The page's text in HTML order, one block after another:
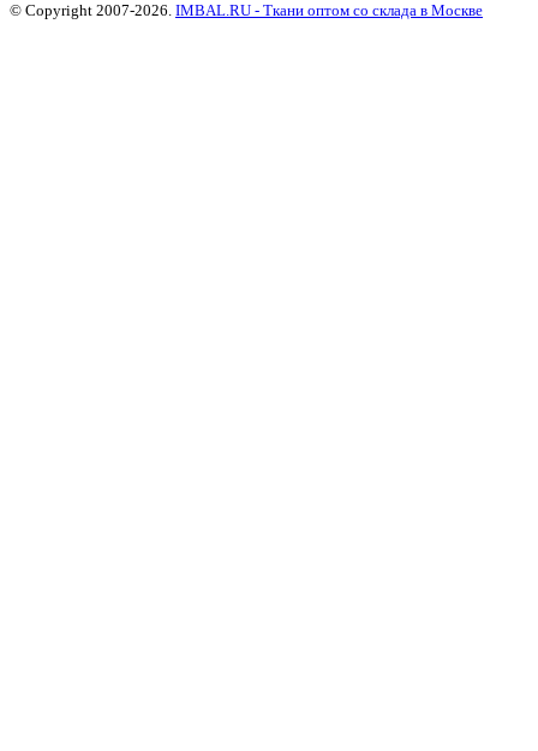
© Copyright 2007-2026. IMBAL.RU - Ткани оптом со склада в Москве